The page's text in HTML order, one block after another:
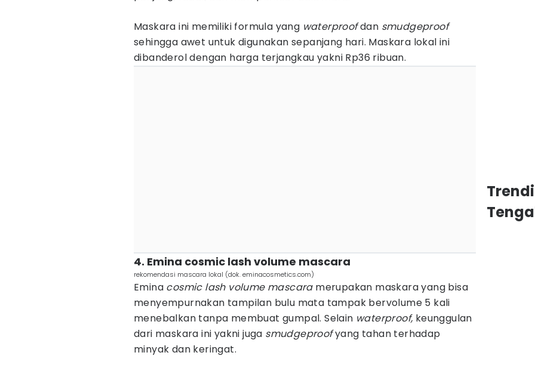
Maskara ini memiliki formula yang waterproofdan smudgeproof
sehingga awet untuk digunakan sepanjang hari. Maskara lokal ini
dibanderol dengan harga terjangkau yakni Rp36 ribuan.
4. Emina cosmic lash volume mascara
rekomendasi mascara lokal (dok. eminacosmetics.com)
Emina cosmic lash volume mascaramerupakan maskara yang bisa
menyempurnakan tampilan bulu mata tampak bervolume 5 kali
menebalkan tanpa membuat gumpal. Selain waterproof, keunggulan
dari maskara ini yakni juga smudgeproofyang tahan terhadap
minyak dan keringat.